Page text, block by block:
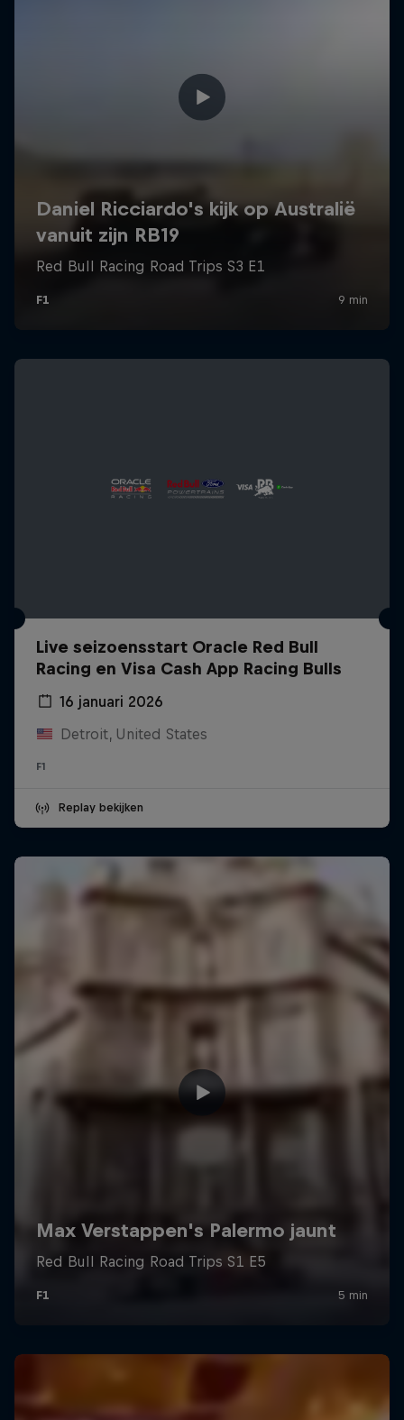
Live seizoensstart Oracle Red Bull
Racing en Visa Cash App Racing Bulls
16 januari 2026
Detroit, United States
F1
Replay bekijken